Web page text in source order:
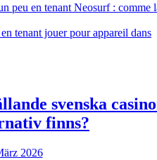
peu en tenant Neosurf : comme
tenant jouer pour appareil dans
svenska
finns?
202614.